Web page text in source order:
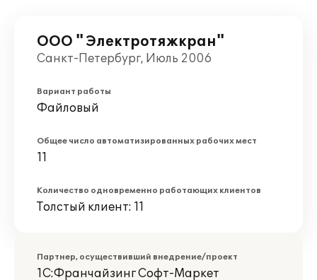
ООО " Электротяжкран"
Санкт-Петербург, Июль 2006
Вариант работы
Файловый
Общее число автоматизированных рабочих мест
11
Количество одновременно работающих клиентов
Толстый клиент: 11
Партнер, осуществивший внедрение/проект
1С:Франчайзинг Софт-Маркет